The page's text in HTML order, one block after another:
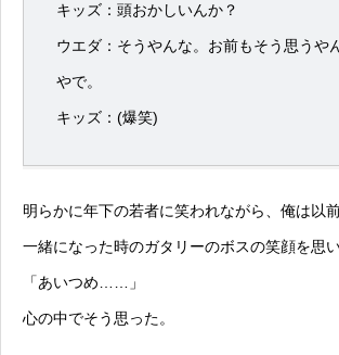
キッズ：頭おかしいんか？
ウエダ：そうやんな。お前もそう思うや
やで。
キッズ：(爆笑)
明らかに年下の若者に笑われながら、俺は以
一緒になった時のガタリーのボスの笑顔を思
「あいつめ……」
心の中でそう思った。